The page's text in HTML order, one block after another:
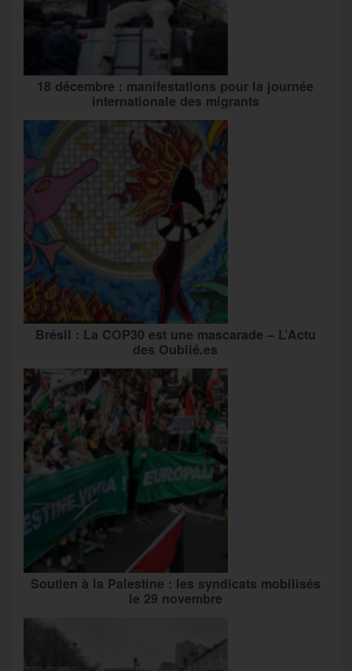
18 décembre : manifestations pour la journée
internationale des migrants
Brésil : La COP30 est une mascarade – L’Actu
des Oublié.es
Soutien à la Palestine : les syndicats mobilisés
le 29 novembre